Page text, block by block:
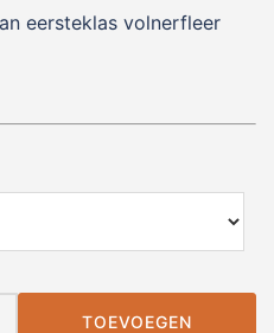
eersteklas volnerfleer
TOEVOEGEN